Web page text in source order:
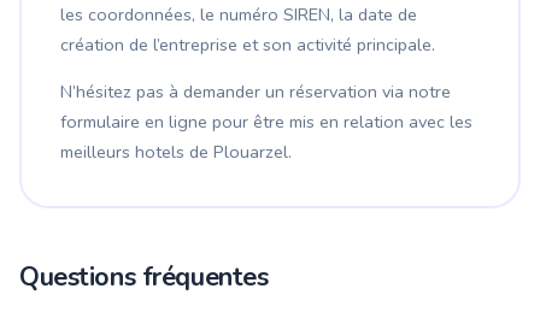
les coordonnées, le numéro SIREN, la date de
création de l’entreprise et son activité principale.
N’hésitez pas à demander un réservation via notre
formulaire en ligne pour être mis en relation avec les
meilleurs hotels de Plouarzel.
Questions fréquentes